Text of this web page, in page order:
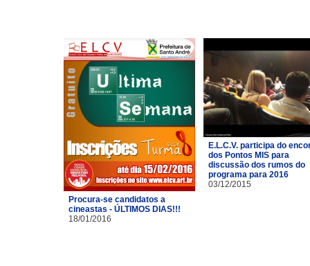
Procura-se candidatos a
cineastas - ÚLTIMOS DIAS!!!
18/01/2016
E.L.C.V. participa do
dos Pontos MIS para
discussão dos rumos do
programa para 2016
03/12/2015